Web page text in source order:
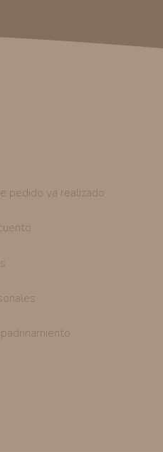
comerciales
tal y
pedido ya realizado